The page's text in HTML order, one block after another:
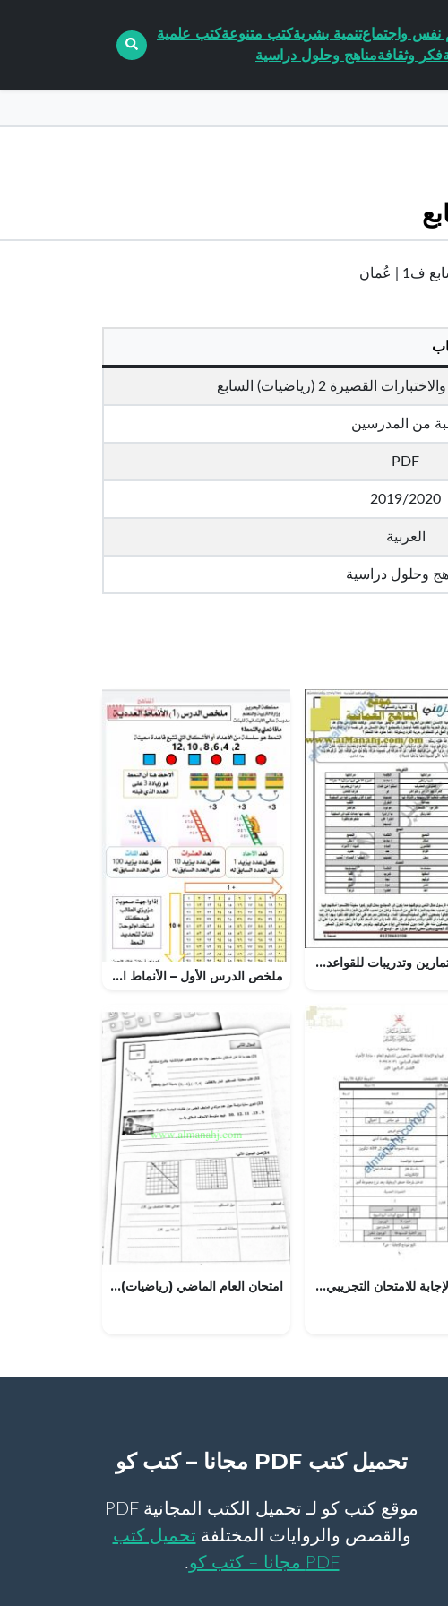
نفس واجتماعتنمية بشريةكتب متنوعةكتب علمية
فكر وثقافةمناهج وحلول دراسية
2 (رياضيات) السابع
من المدرسين
PDF
2019/2020
العربية
وحلول دراسية
مذكرة تمارين وتدريبات للقواعد (لغة عربية) السادس
ملخص الدرس الأول – الأنماط العددية (رياضيات) الثالث
نموذج الإجابة للامتحان التجريبي للدور الأول بمحافظة الداخلية (علوم) الثاني عشر امتحان العام الماضي (رياضيات) التاسع العام
تحميل كتب PDF مجانا – كتب كو
موقع كتب كو لـ تحميل الكتب المجانية PDF
والقصص والروايات المختلفة تحميل كتب
PDF مجانا – كتب كو
.